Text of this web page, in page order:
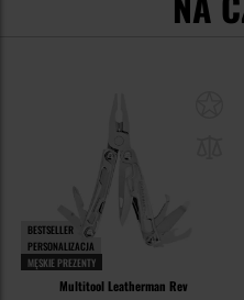
BESTSELLER
PERSONALIZACJA
MĘSKIE PREZENTY
Multitool Leatherman Rev